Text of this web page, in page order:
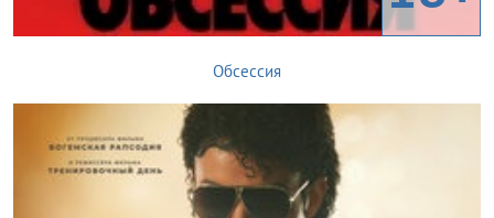
Обсессия